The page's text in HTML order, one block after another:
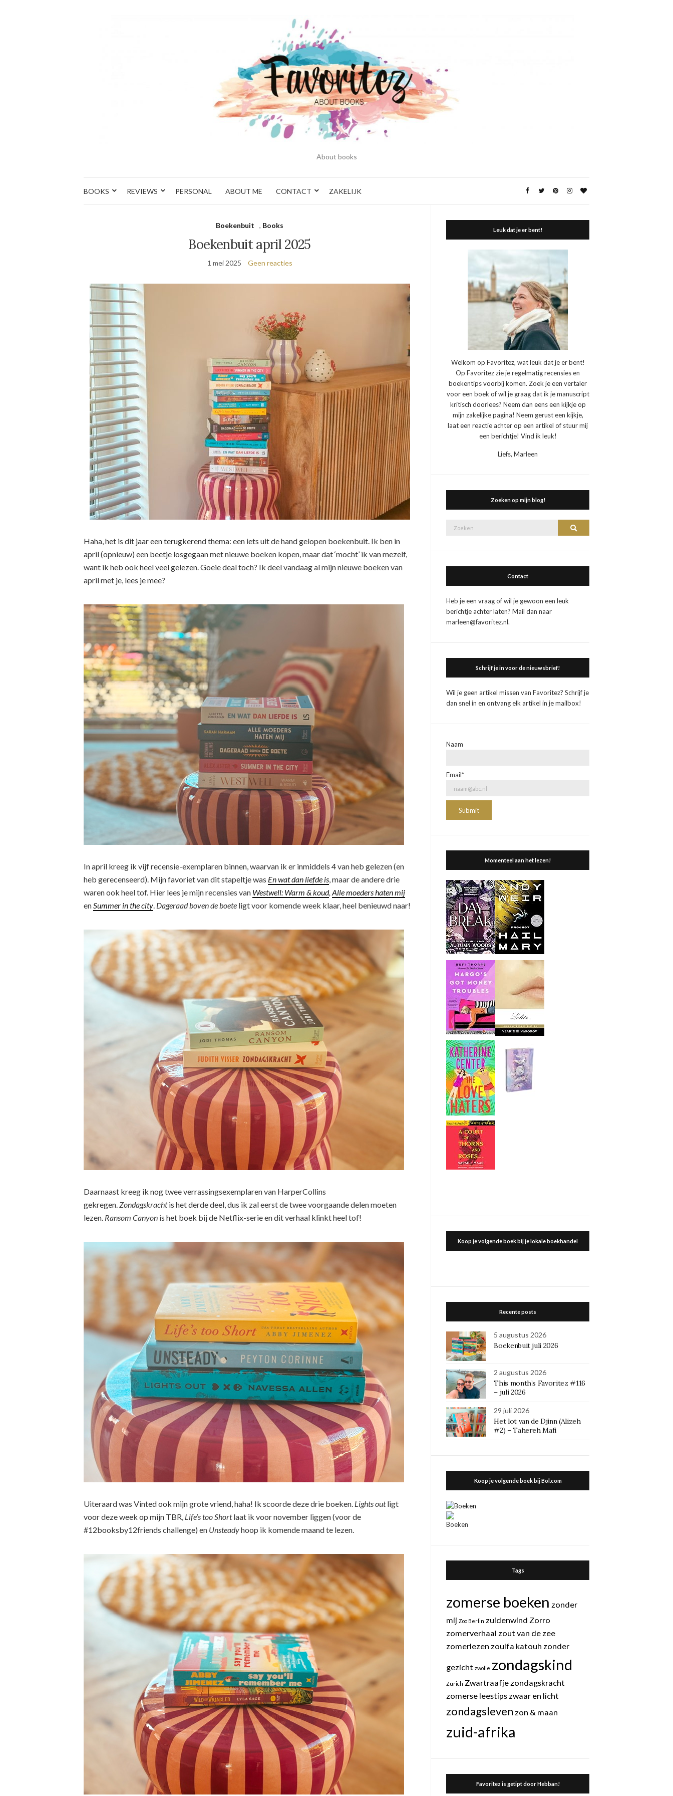
About books
BOOKS REVIEWS PERSONAL ABOUT ME CONTACT ZAKELIJK
Boekenbuit , Books
Boekenbuit april 2025
1 mei 2025 Geen reacties
Haha, het is dit jaar een terugkerend thema: een iets uit de hand gelopen boekenbuit. Ik ben in
april (opnieuw) een beetje losgegaan met nieuwe boeken kopen, maar dat ‘mocht’ ik van mezelf,
want ik heb ook heel veel gelezen. Goeie deal toch? Ik deel vandaag al mijn nieuwe boeken van
april met je, lees je mee?
In april kreeg ik vijf recensie-exemplaren binnen, waarvan ik er inmiddels 4 van heb gelezen (en
heb gerecenseerd). Mijn favoriet van dit stapeltje was En wat dan liefde is, maar de andere drie
waren ook heel tof. Hier lees je mijn recensies van Westwell: Warm & koud, Alle moeders haten mij
enSummer in the city. Dageraad boven de boete ligt voor komende week klaar, heel benieuwd naar!
Daarnaast kreeg ik nog twee verrassingsexemplaren van HarperCollins
gekregen.Zondagskrachtis het derde deel, dus ik zal eerst de twee voorgaande delen moeten
lezen. Ransom Canyon is het boek bij de Netflix-serie en dit verhaal klinkt heel tof!
Uiteraard was Vinted ook mijn grote vriend, haha! Ik scoorde deze drie boeken. Lights outligt
voor deze week op mijn TBR, Life’s too Shortlaat ik voor november liggen (voor de
#12booksby12friends challenge) en Unsteadyhoop ik komende maand te lezen.
Leuk dat je er bent!
Welkom op Favoritez, wat leuk dat je er bent!
Op Favoritez zie je regelmatig recensies en
boekentips voorbij komen. Zoek je een vertaler
voor een boek of wil je graag dat ik je manuscript
kritisch doorlees? Neem dan eens een kijkje op
mijn zakelijke pagina! Neem gerust een kijkje,
laat een reactie achter op een artikel of stuur mij
een berichtje! Vind ik leuk!
Liefs, Marleen
Zoeken op mijn blog!
Zoek
Zoeken
Contact
Heb je een vraag of wil je gewoon een leuk
berichtje achter laten? Mail dan naar
marleen@favoritez.nl.
Schrijf je in voor de nieuwsbrief!
Wil je geen artikel missen van Favoritez? Schrijf je
dan snel in en ontvang elk artikel in je mailbox!
Naam
Email*
Momenteel aan het lezen!
Koop je volgende boek bij je lokale boekhandel
Recente posts
5 augustus 2026
Boekenbuit juli 2026
2 augustus 2026
This month’s Favoritez #116
– juli 2026
29 juli 2026
Het lot van de Djinn (Alizeh
#2) – Tahereh Mafi
Koop je volgende boek bij Bol.com
Tags
zomerse boeken zonder
mij Zoo Berlin zuidenwind Zorro
zomerverhaal zout van de zee
zomerlezen zoulfa katouh zonder
gezicht zwolle zondagskind
Zurich Zwartraafje zondagskracht
zomerse leestips zwaar en licht
zondagsleven zon & maan
zuid-afrika
Favoritez is getipt door Hebban!